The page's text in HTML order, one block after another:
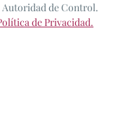
de Control.
de Privacidad.